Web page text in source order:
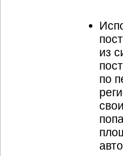
из
по
свои